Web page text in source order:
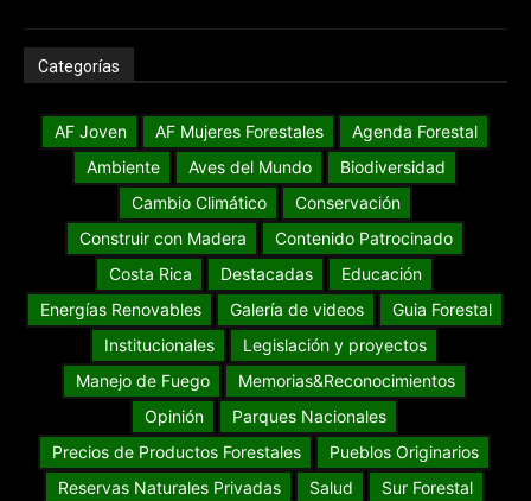
Categorías
AF Joven AF Mujeres Forestales
Agenda Forestal
Ambiente
Aves del Mundo
Biodiversidad
Cambio Climático
Conservación
Construir con Madera
Contenido Patrocinado
Costa Rica
Destacadas
Educación
Energías Renovables
Galería de videos
Guia Forestal
Institucionales
Legislación y proyectos
Manejo de Fuego
Memorias&Reconocimientos
Opinión
Parques Nacionales
Precios de Productos Forestales
Pueblos Originarios
Reservas Naturales Privadas
Salud
Sur Forestal